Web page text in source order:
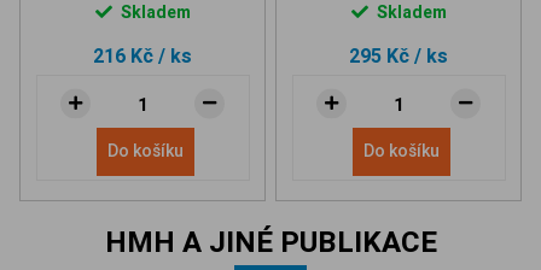
Skladem
216 Kč / ks
Do košíku
Skladem
295 Kč / ks
Do košíku
HMH A JINÉ PUBLIKACE